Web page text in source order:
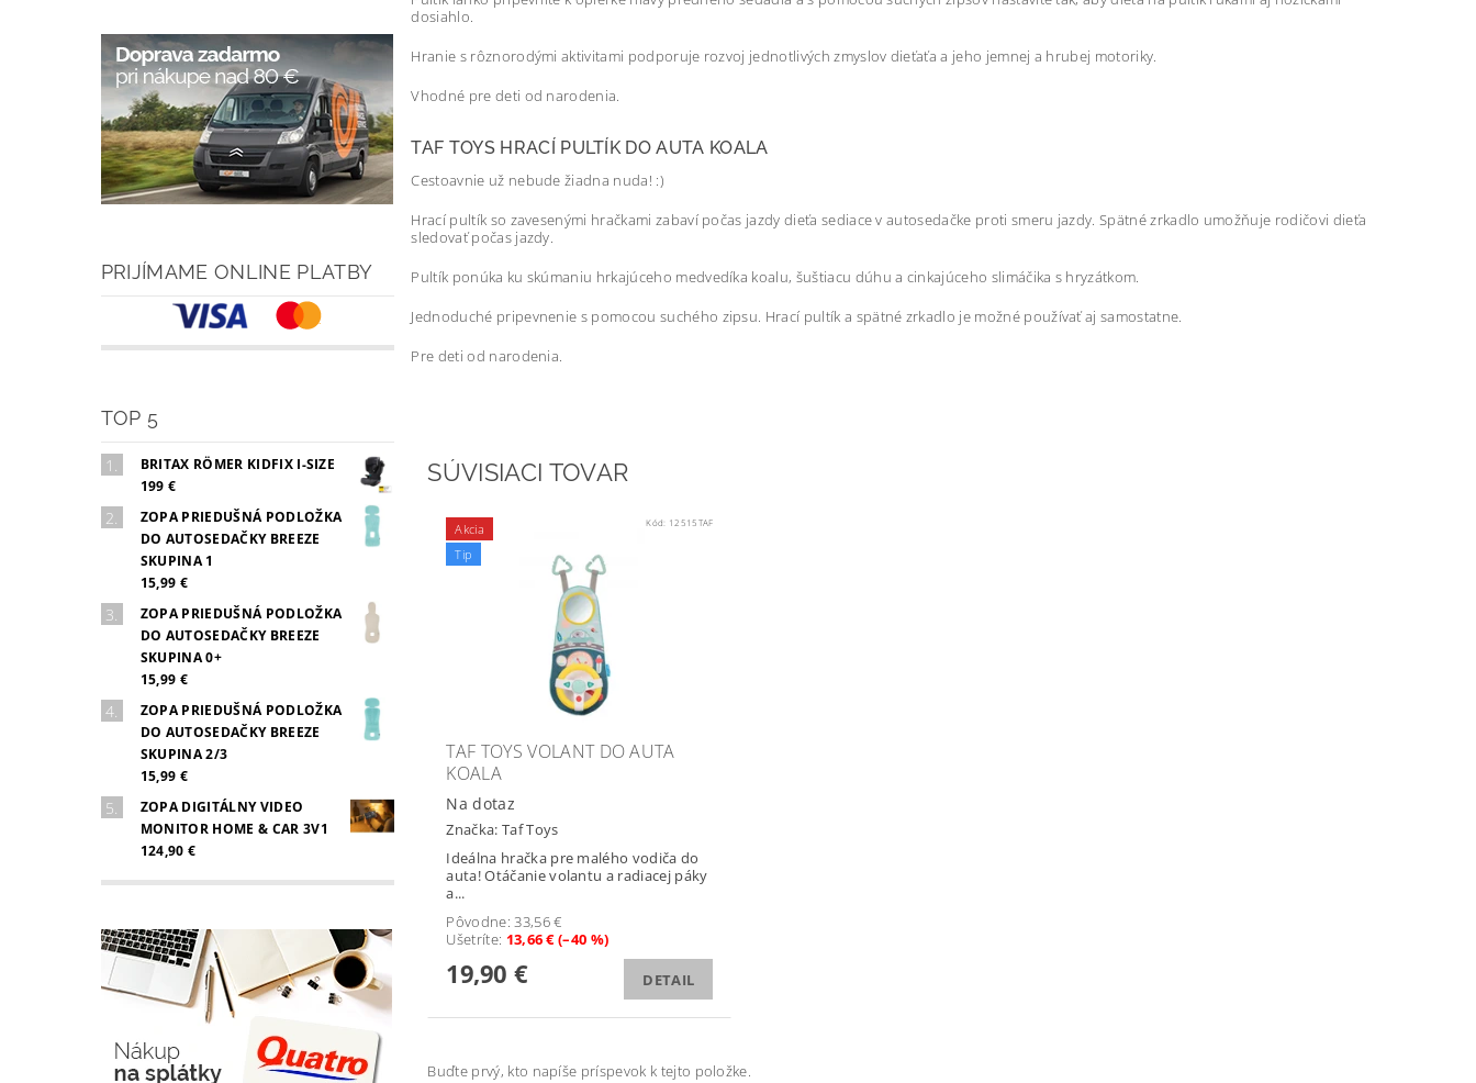
PRIJÍMAME ONLINE PLATBY
TOP 5
BRITAX RÖMER KIDFIX I-SIZE
199 €
ZOPA PRIEDUŠNÁ PODLOŽKA
DO AUTOSEDAČKY BREEZE
SKUPINA 1
15,99 €
ZOPA PRIEDUŠNÁ PODLOŽKA
DO AUTOSEDAČKY BREEZE
SKUPINA 0+
15,99 €
ZOPA PRIEDUŠNÁ PODLOŽKA
DO AUTOSEDAČKY BREEZE
SKUPINA 2/3
15,99 €
ZOPA DIGITÁLNY VIDEO
MONITOR HOME & CAR 3V1
124,90 €
dosiahlo.
Hranie s rôznorodými aktivitami podporuje rozvoj jednotlivých zmyslov dieťaťa a jeho jemnej a hrubej motoriky.
Vhodné pre deti od narodenia.
TAF TOYS HRACÍ PULTÍK DO AUTA KOALA
Cestoavnie už nebude žiadna nuda! :)
Hrací pultík so zavesenými hračkami zabaví počas jazdy dieťa sediace v autosedačke proti smeru jazdy. Spätné zrkadlo umožňuje rodičovi dieťa
sledovať počas jazdy.
Pultík ponúka ku skúmaniu hrkajúceho medvedíka koalu, šuštiacu dúhu a cinkajúceho slimáčika s hryzátkom.
Jednoduché pripevnenie s pomocou suchého zipsu. Hrací pultík a spätné zrkadlo je možné používať aj samostatne.
Pre deti od narodenia.
SÚVISIACI TOVAR
Akcia
Tip
Kód: 12515TAF
TAF TOYS VOLANT DO AUTA
KOALA
Na dotaz
Značka: Taf Toys
Ideálna hračka pre malého vodiča do
auta! Otáčanie volantu a radiacej páky
a...
Pôvodne:33,56 €
Ušetríte: 13,66 € (–40 %)
19,90 € DETAIL
Buďte prvý, kto napíše príspevok k tejto položke.